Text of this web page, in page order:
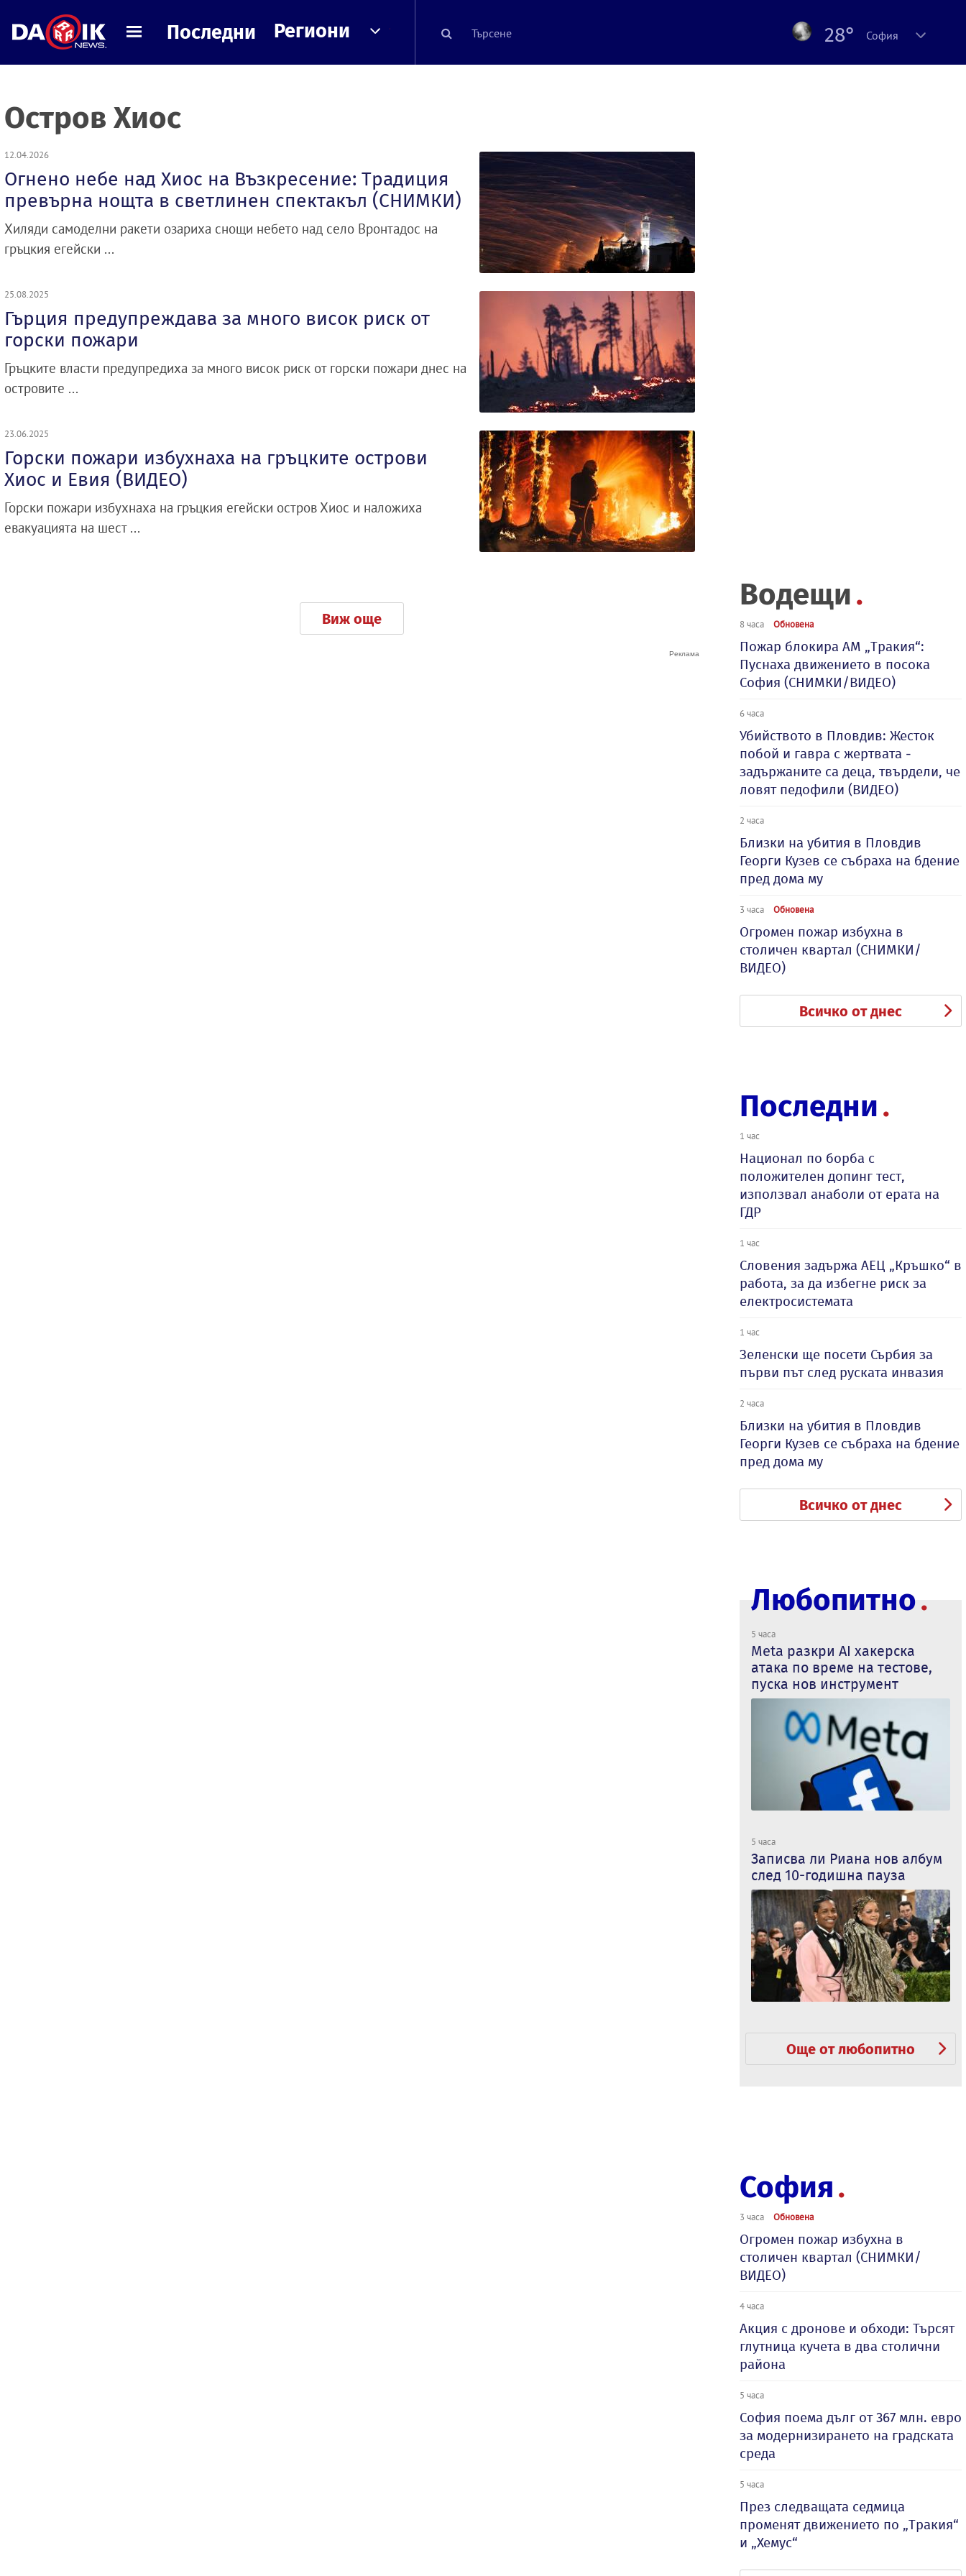
Последни Региони 28° София
Остров Хиос
12.04.2026
Огнено небе над Хиос на Възкресение: Традиция
превърна нощта в светлинен спектакъл (СНИМКИ)
Хиляди самоделни ракети озариха снощи небето над село Вронтадос на
гръцкия егейски ...
25.08.2025
Гърция предупреждава за много висок риск от
горски пожари
Гръцките власти предупредиха за много висок риск от горски пожари днес на
островите ...
23.06.2025
Горски пожари избухнаха на гръцките острови
Хиос и Евия (ВИДЕО)
Горски пожари избухнаха на гръцкия егейски остров Хиос и наложиха
евакуацията на шест ...
Виж още
Водещи
8 часа Обновена
Пожар блокира АМ „Тракия“:
Пуснаха движението в посока
София (СНИМКИ/ВИДЕО)
6 часа
Убийството в Пловдив: Жесток
побой и гавра с жертвата -
задържаните са деца, твърдели, че
ловят педофили (ВИДЕО)
2 часа
Близки на убития в Пловдив
Георги Кузев се събраха на бдение
пред дома му
3 часа Обновена
Огромен пожар избухна в
столичен квартал (СНИМКИ/
ВИДЕО)
Всичко от днес
Последни
1 час
Национал по борба с
положителен допинг тест,
използвал анаболи от ерата на
ГДР
1 час
Словения задържа АЕЦ „Кръшко“ в
работа, за да избегне риск за
електросистемата
1 час
Зеленски ще посети Сърбия за
първи път след руската инвазия
2 часа
Близки на убития в Пловдив
Георги Кузев се събраха на бдение
пред дома му
Всичко от днес
Любопитно
5 часа
Meta разкри AI хакерска
атака по време на тестове,
пуска нов инструмент
5 часа
Записва ли Риана нов албум
след 10-годишна пауза
Още от любопитно
София
3 часа Обновена
Огромен пожар избухна в
столичен квартал (СНИМКИ/
ВИДЕО)
4 часа
Акция с дронове и обходи: Търсят
глутница кучета в два столични
района
5 часа
София поема дълг от 367 млн. евро
за модернизирането на градската
среда
5 часа
През следващата седмица
променят движението по „Тракия“
и „Хемус“